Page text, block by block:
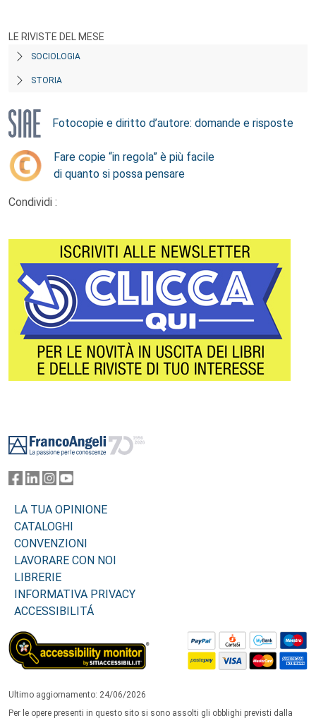
LE RIVISTE DEL MESE
SOCIOLOGIA
STORIA
Fotocopie e diritto d’autore: domande e risposte
Fare copie “in regola” è più facile
di quanto si possa pensare
Condividi :
LA TUA OPINIONE
CATALOGHI
CONVENZIONI
LAVORARE CON NOI
LIBRERIE
INFORMATIVA PRIVACY
ACCESSIBILITÁ
Ultimo aggiornamento: 24/06/2026
Per le opere presenti in questo sito si sono assolti gli obblighi previsti dalla